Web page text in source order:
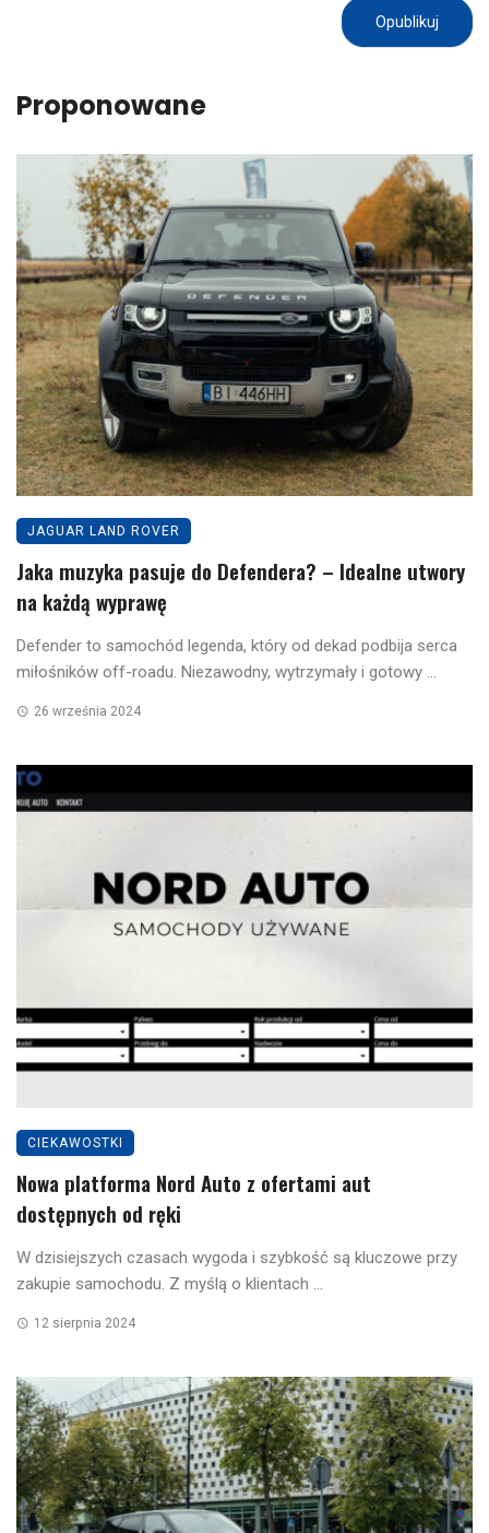
Proponowane
JAGUAR LAND ROVER
Jaka muzyka pasuje do Defendera? – Idealne utwory
na każdą wyprawę
Defender to samochód legenda, który od dekad podbija serca
miłośników off-roadu. Niezawodny, wytrzymały i gotowy ...
26 września 2024
CIEKAWOSTKI
Nowa platforma Nord Auto z ofertami aut
dostępnych od ręki
W dzisiejszych czasach wygoda i szybkość są kluczowe przy
zakupie samochodu. Z myślą o klientach ...
12 sierpnia 2024